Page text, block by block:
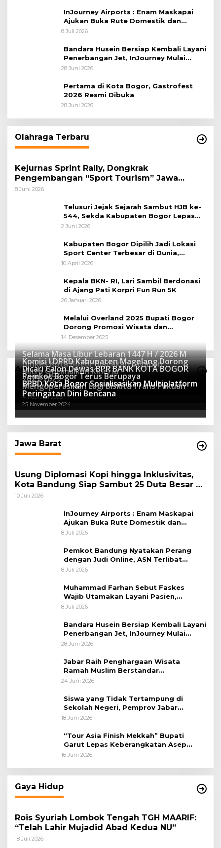
InJourney Airports : Enam Maskapai
Ajukan Buka Rute Domestik dan
Internasional dari Bandara Husein
8 Juli 2026
Bandara Husein Bersiap Kembali Layani
Penerbangan Jet, InJourney Mulai
Tahap Optimalisasi
28 Juni 2026
Pertama di Kota Bogor, Gastrofest
2026 Resmi Dibuka
28 Juni 2026
Olahraga Terbaru
Kejurnas Sprint Rally, Dongkrak
Pengembangan “Sport Tourism” Jawa
Tengah
8 Juni 2026
Telusuri Jejak Sejarah Sambut HJB ke-
544, Sekda Kabupaten Bogor Lepas
Gowes Napak Tilas Bogor
2 Juni 2026
Kabupaten Bogor Dipilih Jadi Lokasi
Sport Center Terbesar di Dunia,
Peluang Tingkatkan Pertumbuhan
10 April 2026
Kepala BKN- RI, Lari Sambil Berdonasi
di Ajang Pati Korpri Fun Run 5K
26 Januari 2026
Melalui Overland 2025 Bupati Bogor
Dorong Promosi Wisata dan
Pelestarian Alam
14 Desember 2025
Advertorial
Selama Masa Libur Lebaran 1447 H / 2026 M
Dinkes Kota Bogor Siagakan Layanan
Kesehatan
16 Maret 2026
Komisi I DPRD Kabupaten Magelang Dorong
Mitra Optimalkan Kinerja
27 Mei 2025
Dicari Calon Dewas BPR BANK KOTA BOGOR
2025-2029
15 April 2025
Pemkot Bogor Terus Berupaya
Mengoperasikan Lagi Biskita Trans Pakuan
4 Februari 2025
BPBD Kota Bogor Sosialisasikan Multiplatform
Peringatan Dini Bencana
25 November 2024
Jawa Barat
Usung Diplomasi Kopi hingga Inklusivitas,
Kota Bandung Siap Sambut 25 Duta Besar di
Festival Asia Afrika 2026
10 Juli 2026
InJourney Airports : Enam Maskapai
Ajukan Buka Rute Domestik dan
Internasional dari Bandara Husein
8 Juli 2026
Pemkot Bandung Nyatakan Perang
dengan Judi Online, ASN Terlibat
Terancam Dipecat Tidak Hormat
8 Juli 2026
Muhammad Farhan Sebut Faskes
Wajib Utamakan Layani Pasien,
Penolakan akan Berujung Sanksi Tegas
8 Juli 2026
Bandara Husein Bersiap Kembali Layani
Penerbangan Jet, InJourney Mulai
Tahap Optimalisasi
28 Juni 2026
Jabar Raih Penghargaan Wisata
Ramah Muslim Berstandar
Internasional
24 Juni 2026
Siswa yang Tidak Tertampung di
Sekolah Negeri, Pemprov Jabar
Siapkan Bantuan Dana Pendidikan
18 Juni 2026
“Tour Asia Finish Mekkah” Bupati
Garut Lepas Keberangkatan Asep
Akung
16 Juni 2026
Gaya Hidup
Rois Syuriah Lombok Tengah TGH MAARIF:
“Telah Lahir Mujadid Abad Kedua NU”
18 Juli 2026